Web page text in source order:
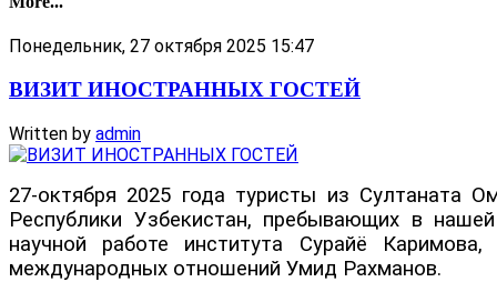
Понедельник, 27 октября 2025 15:47
ВИЗИТ ИНОСТРАННЫХ ГОСТЕЙ
Written by admin
27-октября 2025 года туристы из Султаната
Республики Узбекистан, пребывающих в
научной работе института Сурайё
международных отношений Умид Рахманов.